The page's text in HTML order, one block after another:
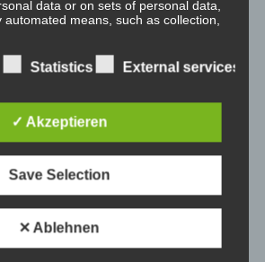
data or on sets of personal data,
means, such as collection,
or otherwise making
or combination, restriction, erasure
processing
is the marking of stored
the aim oflimiting their processing in
Statistics External services
✓ Akzeptieren
Save Selection
✕ Ablehnen